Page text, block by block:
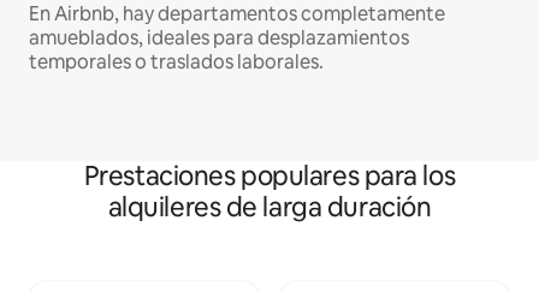
En Airbnb, hay departamentos completamente
amueblados, ideales para desplazamientos
temporales o traslados laborales.
Prestaciones populares para los
alquileres de larga duración